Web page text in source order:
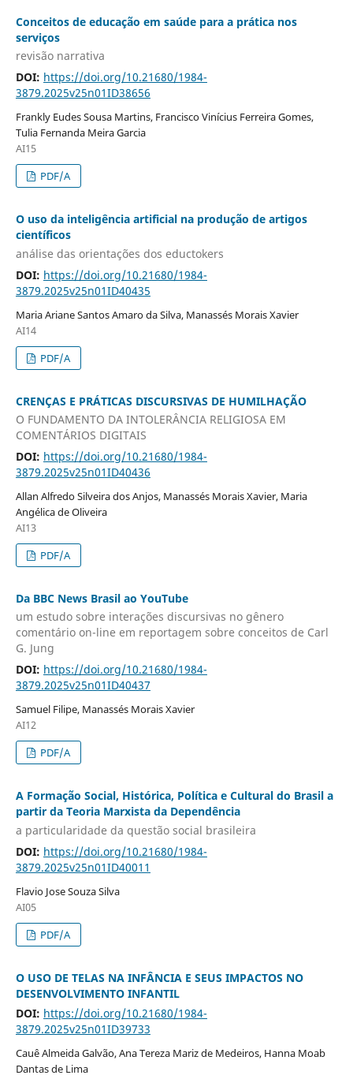
Conceitos de educação em saúde para a prática nos
serviços
revisão narrativa
DOI: https://doi.org/10.21680/1984-
3879.2025v25n01ID38656
Frankly Eudes Sousa Martins, Francisco Vinícius Ferreira Gomes,
Tulia Fernanda Meira Garcia
AI15
PDF/A
O uso da inteligência artificial na produção de artigos
científicos
análise das orientações dos eductokers
DOI: https://doi.org/10.21680/1984-
3879.2025v25n01ID40435
Maria Ariane Santos Amaro da Silva, Manassés Morais Xavier
AI14
PDF/A
CRENÇAS E PRÁTICAS DISCURSIVAS DE HUMILHAÇÃO
O FUNDAMENTO DA INTOLERÂNCIA RELIGIOSA EM
COMENTÁRIOS DIGITAIS
DOI: https://doi.org/10.21680/1984-
3879.2025v25n01ID40436
Allan Alfredo Silveira dos Anjos, Manassés Morais Xavier, Maria
Angélica de Oliveira
AI13
PDF/A
Da BBC News Brasil ao YouTube
um estudo sobre interações discursivas no gênero
comentário on-line em reportagem sobre conceitos de Carl
G. Jung
DOI: https://doi.org/10.21680/1984-
3879.2025v25n01ID40437
Samuel Filipe, Manassés Morais Xavier
AI12
PDF/A
A Formação Social, Histórica, Política e Cultural do Brasil a
partir da Teoria Marxista da Dependência
a particularidade da questão social brasileira
DOI: https://doi.org/10.21680/1984-
3879.2025v25n01ID40011
Flavio Jose Souza Silva
AI05
PDF/A
O USO DE TELAS NA INFÂNCIA E SEUS IMPACTOS NO
DESENVOLVIMENTO INFANTIL
DOI: https://doi.org/10.21680/1984-
3879.2025v25n01ID39733
Cauê Almeida Galvão, Ana Tereza Mariz de Medeiros, Hanna Moab
Dantas de Lima